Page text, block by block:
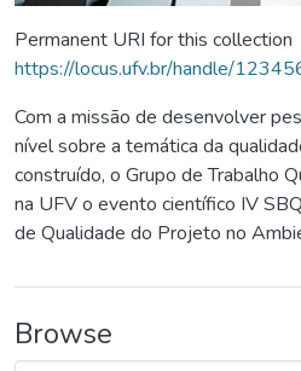
Permanent URI for this collection
https://locus.ufv.br/handle/
Com a missão de desenvolver
nível sobre a temática da
construído, o Grupo de Trabalho
na UFV o evento científico IV
de Qualidade do Projeto no
Browse